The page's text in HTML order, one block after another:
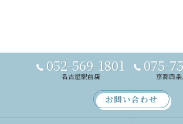
052-569-1801
名古屋駅前店
075-
京都四
お問い合わせ